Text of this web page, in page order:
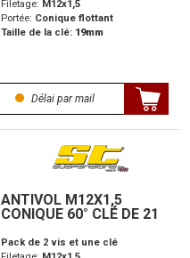
Filetage: M12x1,5
Portée: Conique flottant
Taille de la clé: 19mm
Délai par mail
ANTIVOL M12X1,5
CONIQUE 60° CLÉ DE 21
Pack de 2 vis et une clé